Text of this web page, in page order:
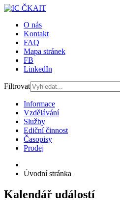
O nás
Kontakt
FAQ
Mapa stránek
FB
LinkedIn
Filtrovat
Informace
Vzdělávání
Služby
Ediční činnost
Časopisy
Prodej
Úvodní stránka
Kalendář událostí